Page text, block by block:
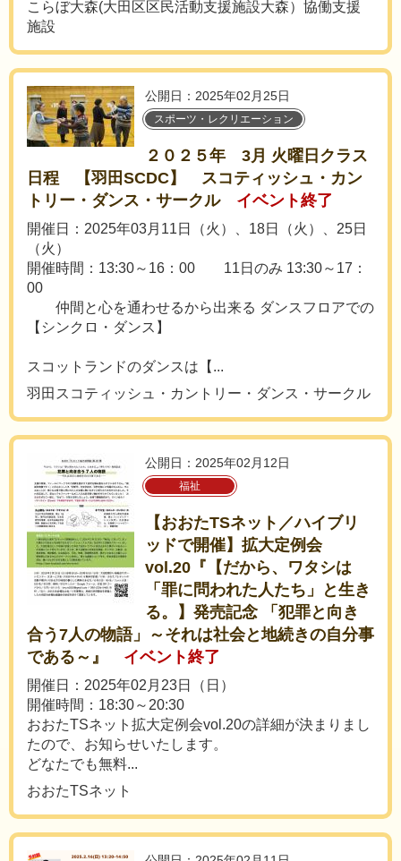
こらぼ大森(大田区区民活動支援施設大森）協働支援
施設
公開日：2025年02月25日
スポーツ・レクリエーション
２０２５年 3月 火曜日クラス
日程 【羽田SCDC】 スコティッシュ・カン
トリー・ダンス・サークル
イベント終了
開催日：2025年03月11日（火）、18日（火）、25日
（火）
開催時間：13:30～16：00 11日のみ 13:30～17：
00
仲間と心を通わせるから出来る ダンスフロアでの
【シンクロ・ダンス】
スコットランドのダンスは【...
羽田スコティッシュ・カントリー・ダンス・サークル
公開日：2025年02月12日
福祉
【おおたTSネット／ハイブリ
ッドで開催】拡大定例会
vol.20『【だから、ワタシは
「罪に問われた人たち」と生き
る。】発売記念 「犯罪と向き
合う7人の物語」～それは社会と地続きの自分事
である～』
イベント終了
開催日：2025年02月23日（日）
開催時間：18:30～20:30
おおたTSネット拡大定例会vol.20の詳細が決まりまし
たので、お知らせいたします。
どなたでも無料...
おおたTSネット